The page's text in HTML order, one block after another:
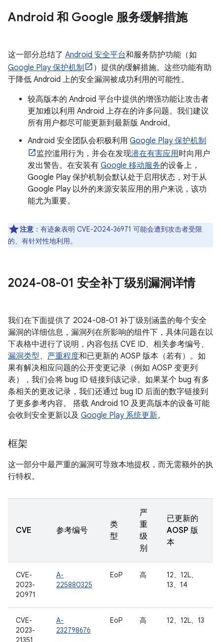
Android 和 Google 服务缓解措施
这一部分总结了 Android 安全平台和服务防护功能（如
Google Play 保护机制
）提供的缓解措施。这些功能有助
于降低 Android 上的安全漏洞被成功利用的可能性。
较高版本的 Android 平台中提供的增强功能让攻击者
更加难以利用 Android 上存在的许多问题。我们建议
所有用户都尽可能更新到最新版 Android。
Android 安全团队会积极利用 Google Play 保护机制
监控滥用行为，并会在发现潜在有害应用时向用户
发出警告。在安装有 Google 移动服务的设备上，
Google Play 保护机制会默认处于启用状态，对于从
Google Play 以外的来源安装应用的用户来说，该功
能尤为重要。
注意 ：有迹象表明 CVE-2024-36971 可能会遭到攻击者受限
的、有针对性地利用。
2024-08-01 安全补丁级别漏洞详情
我们在下面提供了 2024-08-01 补丁级别涵盖的每个安全
漏洞的详细信息，漏洞列在所影响的组件下，具体问题在以
下表格中进行了说明，内容包括 CVE ID、相关参考编号、
漏洞类型、 严重程度和已更新的 AOSP 版本（若有）。如
果有解决相应问题的公开变更记录（例如 AOSP 变更列
表），我们会将 bug ID 链接到该记录。如果某个 bug 有多
条相关的更改记录，我们还通过 bug ID 后面的数字链接到
了更多参考内容。 搭载 Android 10 及更高版本的设备可能
会收到安全更新以及 Google Play 系统更新。
框架
这一部分中最严重的漏洞可导致本地提权，而无需额外的执
行特权。
CVE 参考编号
类
型
严
重
级
别
已更新的
AOSP 版
本
CVE-
2023-
20971
A-
225880325
EoP 高
12、12L、
13、14
CVE-
2023-
21351
A-
232798676
EoP 高 12、12L、13